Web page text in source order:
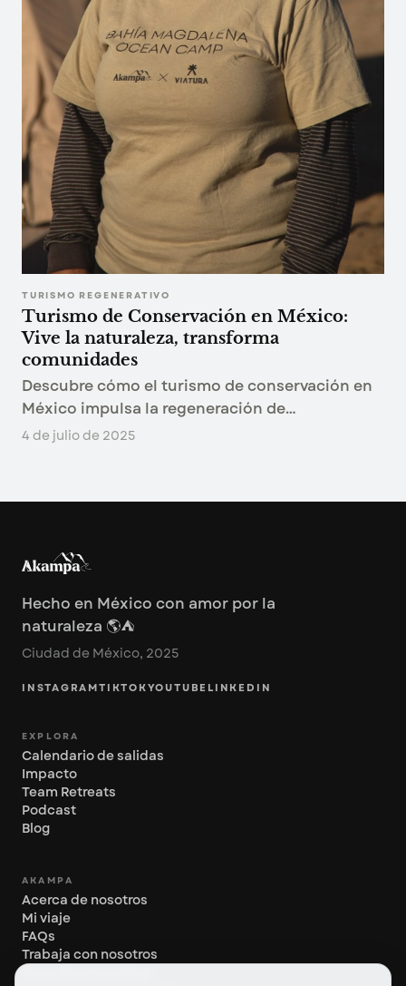
TURISMO REGENERATIVO
Turismo de Conservación en México:
Vive la naturaleza, transforma
comunidades
Descubre cómo el turismo de conservación en
México impulsa la regeneración de
ecosistemas y fortalece comunidades locales.
4 de julio de 2025
Hecho en México con amor por la
naturaleza 🌎⛺️
Ciudad de México, 2025
INSTAGRAMTIKTOKYOUTUBELINKEDIN
EXPLORA
Calendario de salidas
Impacto
Team Retreats
Podcast
Blog
AKAMPA
Acerca de nosotros
Mi viaje
FAQs
Trabaja con nosotros
Aviso de privacidad